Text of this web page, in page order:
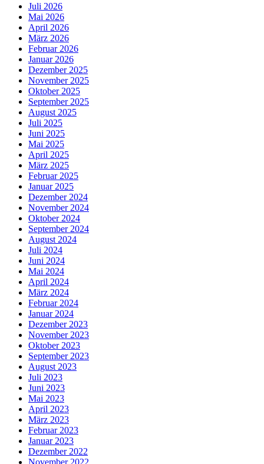
Juli 2026
Mai 2026
April 2026
März 2026
Februar 2026
Januar 2026
Dezember 2025
November 2025
Oktober 2025
September 2025
August 2025
Juli 2025
Juni 2025
Mai 2025
April 2025
März 2025
Februar 2025
Januar 2025
Dezember 2024
November 2024
Oktober 2024
September 2024
August 2024
Juli 2024
Juni 2024
Mai 2024
April 2024
März 2024
Februar 2024
Januar 2024
Dezember 2023
November 2023
Oktober 2023
September 2023
August 2023
Juli 2023
Juni 2023
Mai 2023
April 2023
März 2023
Februar 2023
Januar 2023
Dezember 2022
November 2022